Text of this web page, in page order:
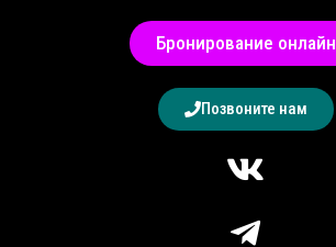
Бронирование онлайн
Позвоните нам